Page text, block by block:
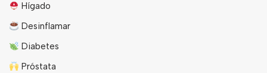
Hígado
Desinflamar
Diabetes
Próstata